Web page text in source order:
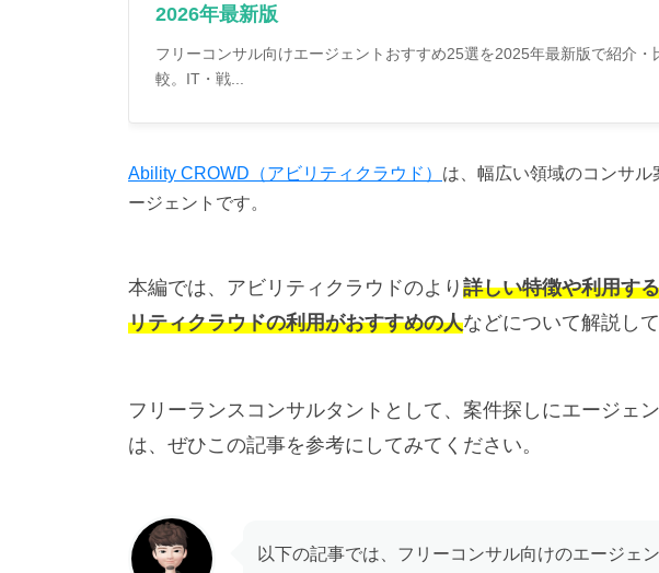
2026年最新版
フリーコンサル向けエージェントおすすめ25選を2025年最新版で紹介・
較。IT・戦...
Ability CROWD（アビリティクラウド） は、幅広い領域のコンサ
ージェントです。
本編では、アビリティクラウドのより 詳しい特徴や利用す
リティクラウドの利用がおすすめの人などについて解説して
フリーランスコンサルタントとして、案件探しにエージェ
は、ぜひこの記事を参考にしてみてください。
以下の記事では、フリーコンサル向けのエージェ